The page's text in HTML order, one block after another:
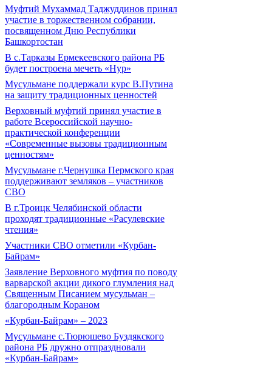
Муфтий Мухаммад Таджуддинов принял
участие в торжественном собрании,
посвященном Дню Республики
Башкортостан
В с.Тарказы Ермекеевского района РБ
будет построена мечеть «Нур»
Мусульмане поддержали курс В.Путина
на защиту традиционных ценностей
Верховный муфтий принял участие в
работе Всероссийской научно-
практической конференции
«Современные вызовы традиционным
ценностям»
Мусульмане г.Чернушка Пермского края
поддерживают земляков – участников
СВО
В г.Троицк Челябинской области
проходят традиционные «Расулевские
чтения»
Участники СВО отметили «Курбан-
Байрам»
Заявление Верховного муфтия по поводу
варварской акции дикого глумления над
Священным Писанием мусульман –
благородным Кораном
«Курбан-Байрам» – 2023
Мусульмане с.Тюрюшево Буздякского
района РБ дружно отпраздновали
«Курбан-Байрам»